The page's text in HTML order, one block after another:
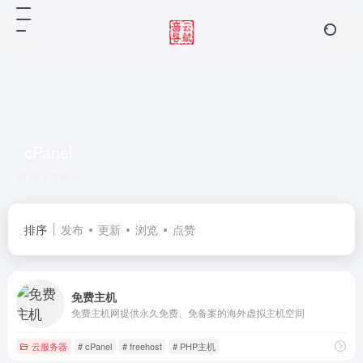
排序 发布 更新 浏览 点赞
免费主机
免费主机网提供永久免费、免备案的海外虚拟主机空间
云服务器 # cPanel # freehost # PHP主机